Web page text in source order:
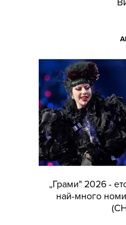
„Грами" 2026 -
най-много